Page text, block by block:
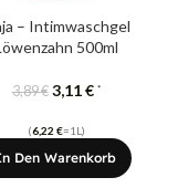
– Intimwaschgel
500ml
3,89€ 3,11€ *
(6,22 €=1L)
Den Warenkorb